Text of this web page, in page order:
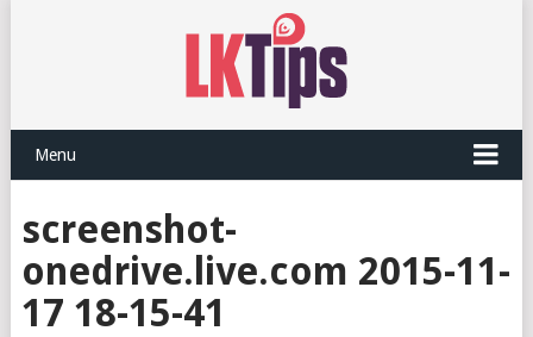
Menu
screenshot-
onedrive.live.com 2015-11-
17 18-15-41